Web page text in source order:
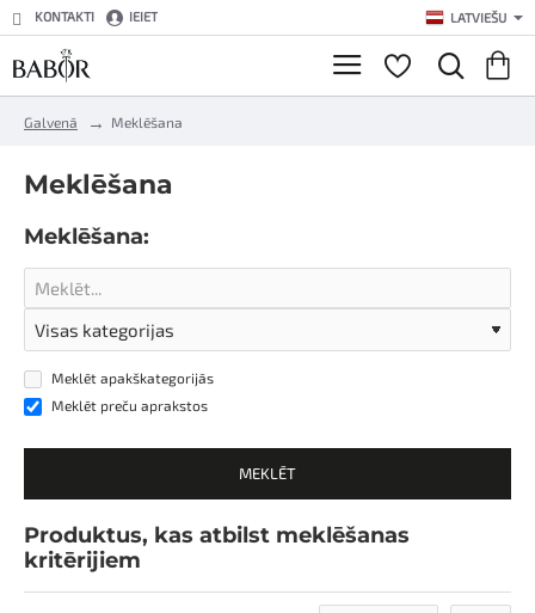
KONTAKTI IEIET LATVIEŠU
Galvenā
e
Meklēšana
Meklēšana
Meklēšana:
Meklēt apakškategorijās
Meklēt preču aprakstos
MEKLĒT
Produktus, kas atbilst meklēšanas
kritērijiem